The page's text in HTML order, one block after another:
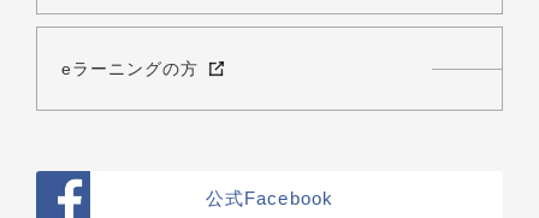
eラーニングの方
公式Facebook